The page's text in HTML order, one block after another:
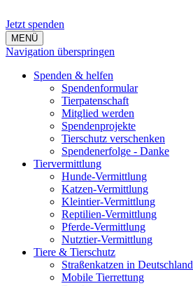
Jetzt spenden
MENÜ
Navigation überspringen
Spenden & helfen
Spendenformular
Tierpatenschaft
Mitglied werden
Spendenprojekte
Tierschutz verschenken
Spendenerfolge - Danke
Tiervermittlung
Hunde-Vermittlung
Katzen-Vermittlung
Kleintier-Vermittlung
Reptilien-Vermittlung
Pferde-Vermittlung
Nutztier-Vermittlung
Tiere & Tierschutz
Straßenkatzen in Deutschland
Mobile Tierrettung